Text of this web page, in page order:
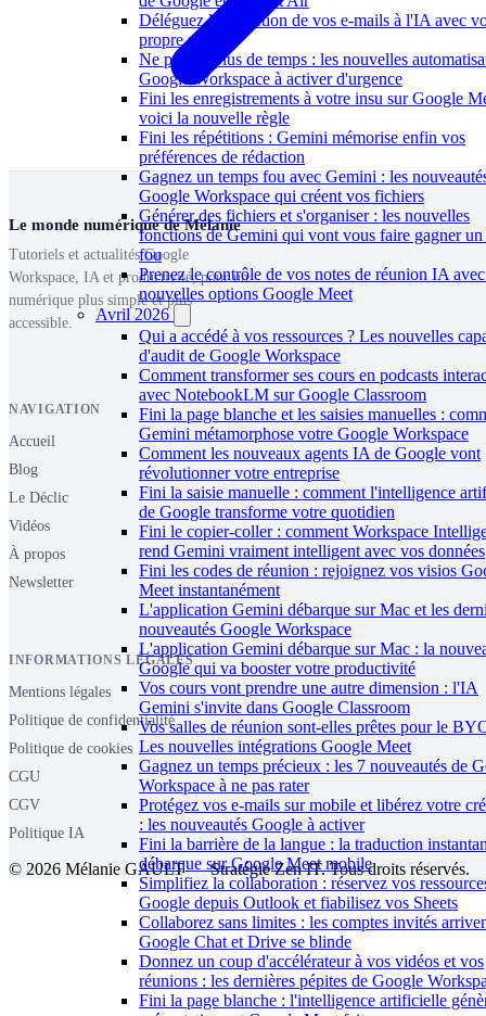
Déléguez la rédaction de vos e-mails à l'IA avec
propre style
Ne perdez plus de temps : les nouvelles
Google Workspace à activer d'urgence
Fini les enregistrements à votre insu sur Google
voici la nouvelle règle
Fini les répétitions : Gemini mémorise enfin vos
préférences de rédaction
Gagnez un temps fou avec Gemini : les
Google Workspace qui créent vos fichiers
Générer des fichiers et s'organiser : les nouvelles
fonctions de Gemini qui vont vous faire gagner un
fou
Prenez le contrôle de vos notes de réunion IA
nouvelles options Google Meet
Avril 2026
Qui a accédé à vos ressources ? Les nouvelles
d'audit de Google Workspace
Comment transformer ses cours en podcasts
avec NotebookLM sur Google Classroom
Fini la page blanche et les saisies manuelles :
Gemini métamorphose votre Google Workspace
Comment les nouveaux agents IA de Google vont
révolutionner votre entreprise
Fini la saisie manuelle : comment l'intelligence
de Google transforme votre quotidien
Fini le copier-coller : comment Workspace
rend Gemini vraiment intelligent avec vos données
Fini les codes de réunion : rejoignez vos visios
Meet instantanément
L'application Gemini débarque sur Mac et les
nouveautés Google Workspace
L'application Gemini débarque sur Mac : la
Google qui va booster votre productivité
Vos cours vont prendre une autre dimension : l'IA
Gemini s'invite dans Google Classroom
Vos salles de réunion sont-elles prêtes pour le
Les nouvelles intégrations Google Meet
Gagnez un temps précieux : les 7 nouveautés de
Workspace à ne pas rater
Protégez vos e-mails sur mobile et libérez votre
: les nouveautés Google à activer
Fini la barrière de la langue : la traduction
débarque sur Google Meet mobile
Simplifiez la collaboration : réservez vos
Google depuis Outlook et fiabilisez vos Sheets
Collaborez sans limites : les comptes invités
Google Chat et Drive se blinde
Donnez un coup d'accélérateur à vos vidéos et vos
réunions : les dernières pépites de Google
Fini la page blanche : l'intelligence artificielle
Le monde numérique de Mélanie
Tutoriels et actualités Google
Workspace, IA et productivité, pour un
numérique plus simple et plus
accessible.
NAVIGATION
Accueil
Blog
Le Déclic
Vidéos
À propos
Newsletter
INFORMATIONS LÉGALES
Mentions légales
Politique de confidentialité
Politique de cookies
CGU
CGV
Politique IA
© 2026 Mélanie GAULT — Stratégie Zen IT. Tous droits réservés.